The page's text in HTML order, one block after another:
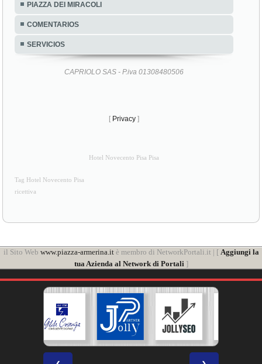
PIAZZA DEI MIRACOLI
COMENTARIOS
SERVICIOS
CAPRIOLO SAS - P.iva 01308480506
[ Privacy ]
Hotel Novecento Pisa Pisa
Tag Hotel Novecento Pisa
ricettiva
il Sito Web www.piazza-armerina.itè membro di NetworkPortali.it | [ Aggiungi la
tua Azienda al Network di Portali]